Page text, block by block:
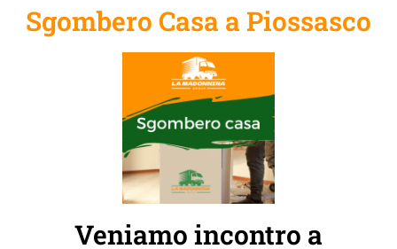
Sgombero Casa a Piossasco
Veniamo incontro a